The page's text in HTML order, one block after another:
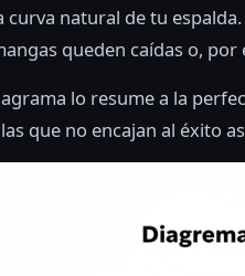
curva natural de tu
queden caídas o,
lo resume a la
que no encajan al éxito